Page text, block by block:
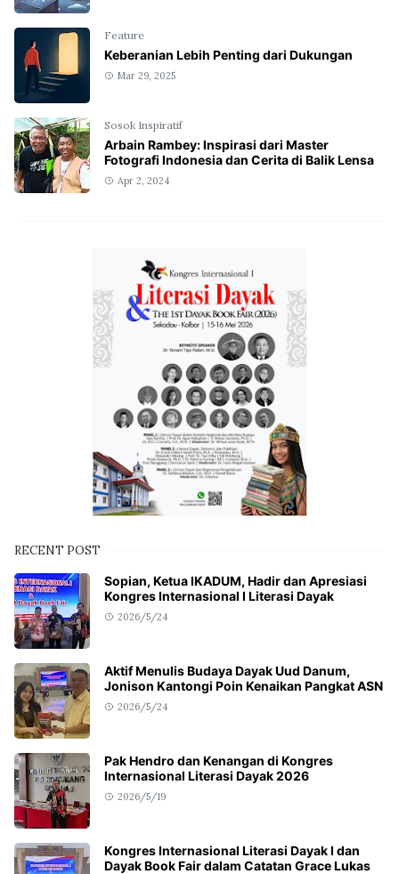
Feature
Keberanian Lebih Penting dari Dukungan
Mar 29, 2025
Sosok Inspiratif
Arbain Rambey: Inspirasi dari Master
Fotografi Indonesia dan Cerita di Balik Lensa
Apr 2, 2024
RECENT POST
Sopian, Ketua IKADUM, Hadir dan Apresiasi
Kongres Internasional I Literasi Dayak
2026/5/24
Aktif Menulis Budaya Dayak Uud Danum,
Jonison Kantongi Poin Kenaikan Pangkat ASN
2026/5/24
Pak Hendro dan Kenangan di Kongres
Internasional Literasi Dayak 2026
2026/5/19
Kongres Internasional Literasi Dayak I dan
Dayak Book Fair dalam Catatan Grace Lukas